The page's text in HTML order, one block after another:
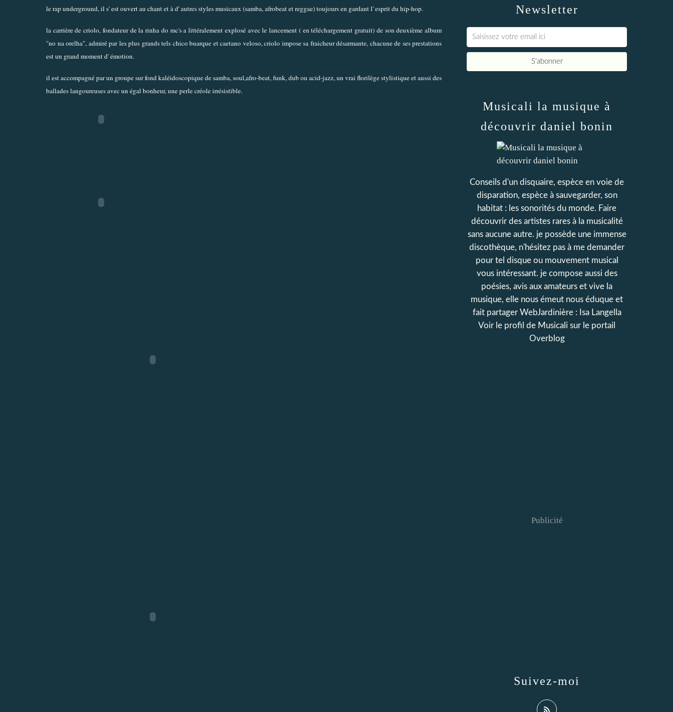
le rap underground, il s' est ouvert au chant et à d' autres styles musicaux (samba, afrobeat et reggae) toujours en gardant l' esprit du hip-hop.
la carrière de criolo, fondateur de la rinha do mc's a littéralement explosé avec le lancement ( en téléchargement gratuit) de son deuxième album
"no na orelha", admiré par les plus grands tels chico buarque et caetano veloso, criolo impose sa fraicheur désarmante, chacune de ses prestations
est un grand moment d' émotion.
il est accompagné par un groupe sur fond kaléidoscopique de samba, soul,afro-beat, funk, dub ou acid-jazz, un vrai florilège stylistique et aussi des
ballades langoureuses avec un égal bonheur, une perle créole irrésistible.
Newsletter
Musicali la musique à
découvrir daniel bonin
Conseils d'un disquaire, espèce en voie de
disparation, espèce à sauvegarder, son
habitat : les sonorités du monde. Faire
découvrir des artistes rares à la musicalité
sans aucune autre. je possède une immense
discothèque, n'hésitez pas à me demander
pour tel disque ou mouvement musical
vous intéressant. je compose aussi des
poésies, avis aux amateurs et vive la
musique, elle nous émeut nous éduque et
fait partager WebJardinière : Isa Langella
Voir le profil de Musicali sur le portail
Overblog
Suivez-moi
Publicité